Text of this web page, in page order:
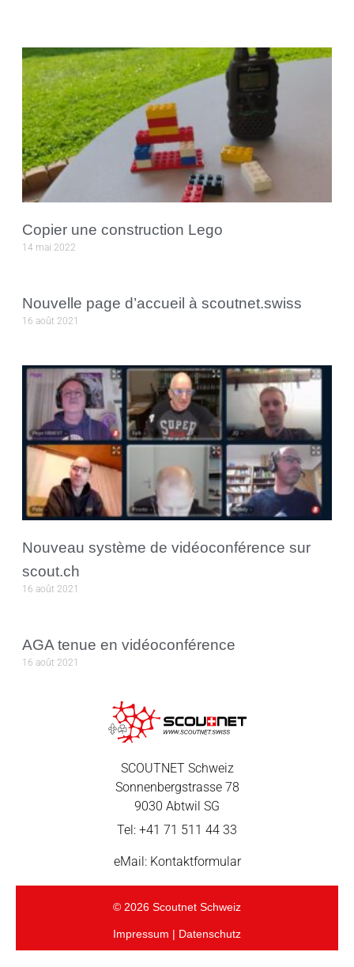
Copier une construction Lego
14 mai 2022
Nouvelle page d’accueil à scoutnet.swiss
16 août 2021
Nouveau système de vidéoconférence sur
scout.ch
16 août 2021
AGA tenue en vidéoconférence
16 août 2021
SCOUTNET Schweiz
Sonnenbergstrasse 78
9030 Abtwil SG
Tel: +41 71 511 44 33
eMail: Kontaktformular
© 2026 Scoutnet Schweiz
Impressum | Datenschutz